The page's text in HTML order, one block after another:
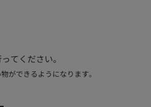
てください。
ができるようになります。